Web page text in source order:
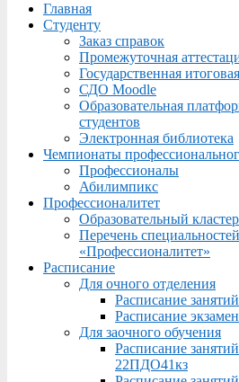
Menu
Главная
Студенту
Заказ справок
Промежуточная
Государственная
СДО Moodle
Образовательная
студентов
Электронная библиотека
Чемпионаты
Профессионалы
Абилимпикс
Профессионалитет
Образовательный кластер
Перечень
«Профессионалитет»
Расписание
Для очного отделения
Расписание занятий
Расписание
Для заочного обучения
Расписание
22ПДО41кз